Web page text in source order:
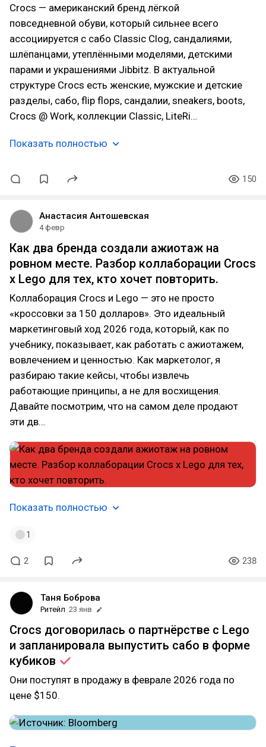
Crocs — американский бренд лёгкой
повседневной обуви, который сильнее всего
ассоциируется с сабо Classic Clog, сандалиями,
шлёпанцами, утеплёнными моделями, детскими
парами и украшениями Jibbitz. В актуальной
структуре Crocs есть женские, мужские и детские
разделы, сабо, flip flops, сандалии, sneakers, boots,
Crocs @ Work, коллекции Classic, LiteRi…
Показать полностью
150
Анастасия Антошевская
4 февр
Как два бренда создали ажиотаж на
ровном месте. Разбор коллаборации Crocs
x Lego для тех, кто хочет повторить.
Коллаборация Crocs и Lego — это не просто
«кроссовки за 150 долларов». Это идеальный
маркетинговый ход 2026 года, который, как по
учебнику, показывает, как работать с ажиотажем,
вовлечением и ценностью. Как маркетолог, я
разбираю такие кейсы, чтобы извлечь
работающие принципы, а не для восхищения.
Давайте посмотрим, что на самом деле продают
эти дв…
Показать полностью
1
2 238
Таня Боброва
Ритейл 23 янв
Crocs договорилась о партнёрстве с Lego
и запланировала выпустить сабо в форме
кубиков
Они поступят в продажу в феврале 2026 года по
цене $150.